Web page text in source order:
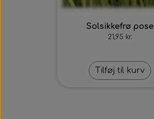
Solsikkefrø pose
21,95 kr.
Tilføj til kurv